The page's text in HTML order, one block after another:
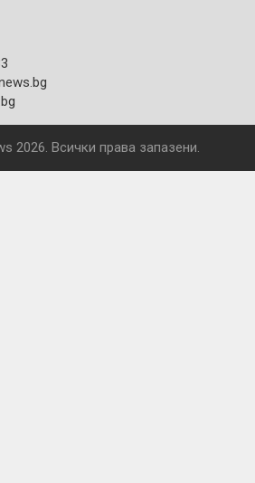
2026. Всички права запазени.